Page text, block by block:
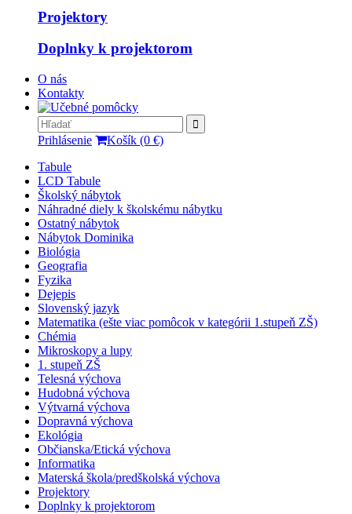
Projektory
Doplnky k projektorom
O nás
Kontakty
Prihlásenie
Košík (0 €)
Tabule
LCD Tabule
Školský nábytok
Náhradné diely k školskému nábytku
Ostatný nábytok
Nábytok Dominika
Biológia
Geografia
Fyzika
Dejepis
Slovenský jazyk
Matematika (ešte viac pomôcok v kategórii 1.stupeň ZŠ)
Chémia
Mikroskopy a lupy
1. stupeň ZŠ
Telesná výchova
Hudobná výchova
Výtvarná výchova
Dopravná výchova
Ekológia
Občianska/Etická výchova
Informatika
Materská škola/predškolská výchova
Projektory
Doplnky k projektorom